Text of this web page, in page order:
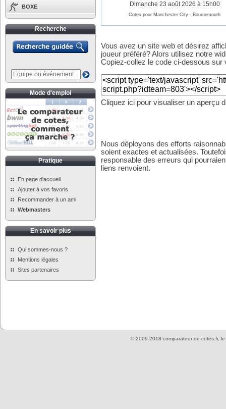
BOXE
Recherche
Mode d'emploi
Pratique
En page d'accueil
Ajouter à vos favoris
Recommander à un ami
Webmasters
En savoir plus
Qui sommes-nous ?
Mentions légales
Sites partenaires
Dimanche 23 août 2026 à 15h00
Cotes pour Manchester City - Bournemouth
Vous avez un site web et désirez
joueur préféré? Alors utilisez notre
Copiez-collez le code ci-dessous
Cliquez ici pour visualiser un aperçu
Nous déployons des efforts
soient exactes et actualisées.
responsable des erreurs qui
liens renvoient.
© 2009-2018 comparateur-de-cotes.fr, le